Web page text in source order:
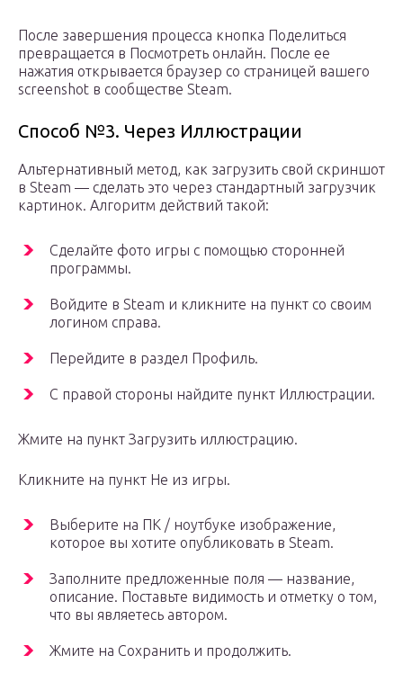
После завершения процесса кнопка Поделиться
превращается в Посмотреть онлайн. После ее
нажатия открывается браузер со страницей вашего
screenshot в сообществе Steam.
Способ №3. Через Иллюстрации
Альтернативный метод, как загрузить свой скриншот
в Steam — сделать это через стандартный загрузчик
картинок. Алгоритм действий такой:
Сделайте фото игры с помощью сторонней
программы.
Войдите в Steam и кликните на пункт со своим
логином справа.
Перейдите в раздел Профиль.
С правой стороны найдите пункт Иллюстрации.
Жмите на пункт Загрузить иллюстрацию.
Кликните на пункт Не из игры.
Выберите на ПК / ноутбуке изображение,
которое вы хотите опубликовать в Steam.
Заполните предложенные поля — название,
описание. Поставьте видимость и отметку о том,
что вы являетесь автором.
Жмите на Сохранить и продолжить.